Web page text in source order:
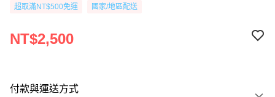
超取滿NT$500免運 國家/地區配送
NT$2,500
付款與運送方式